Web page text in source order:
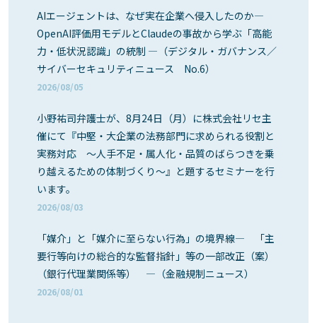
AIエージェントは、なぜ実在企業へ侵入したのか―
OpenAI評価用モデルとClaudeの事故から学ぶ「高能
力・低状況認識」の統制 ―（デジタル・ガバナンス／
サイバーセキュリティニュース No.6）
2026/08/05
小野祐司弁護士が、8月24日（月）に株式会社リセ主
催にて『中堅・大企業の法務部門に求められる役割と
実務対応 ～人手不足・属人化・品質のばらつきを乗
り越えるための体制づくり～』と題するセミナーを行
います。
2026/08/03
「媒介」と「媒介に至らない行為」の境界線― 「主
要行等向けの総合的な監督指針」等の一部改正（案）
（銀行代理業関係等） ―（金融規制ニュース）
2026/08/01